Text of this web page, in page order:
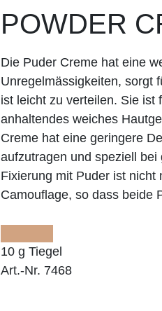
POWDER
Die Puder Creme hat eine
Unregelmässigkeiten, sorgt
ist leicht zu verteilen. Sie ist
anhaltendes weiches
Creme hat eine geringere
aufzutragen und speziell
Fixierung mit Puder ist
Camouflage, so dass beide
10 g Tiegel
Art.-Nr. 7468